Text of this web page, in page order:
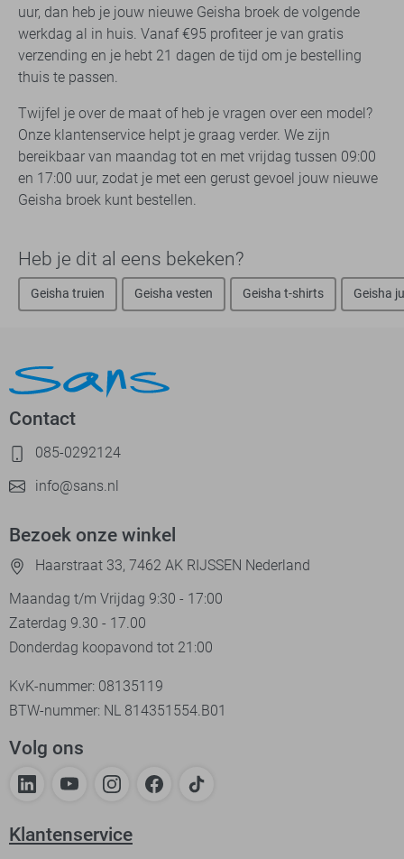
uur, dan heb je jouw nieuwe Geisha broek de volgende
werkdag al in huis. Vanaf €95 profiteer je van gratis
verzending en je hebt 21 dagen de tijd om je bestelling
thuis te passen.
Twijfel je over de maat of heb je vragen over een model?
Onze klantenservice helpt je graag verder. We zijn
bereikbaar van maandag tot en met vrijdag tussen 09:00
en 17:00 uur, zodat je met een gerust gevoel jouw nieuwe
Geisha broek kunt bestellen.
Heb je dit al eens bekeken?
Geisha truien Geisha vesten Geisha t-shirts Geisha
Contact
085-0292124
info@sans.nl
Bezoek onze winkel
Haarstraat 33, 7462 AK RIJSSEN Nederland
Maandag t/m Vrijdag 9:30 - 17:00
Zaterdag 9.30 - 17.00
Donderdag koopavond tot 21:00
KvK-nummer: 08135119
BTW-nummer: NL 814351554.B01
Volg ons
Klantenservice